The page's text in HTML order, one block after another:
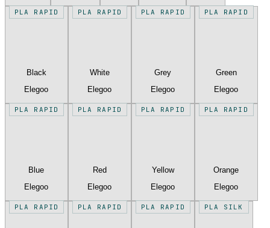
PLA RAPID
Black
Elegoo
PLA RAPID
White
Elegoo
PLA RAPID
Grey
Elegoo
PLA RAPID
Green
Elegoo
PLA RAPID
Blue
Elegoo
PLA RAPID
Red
Elegoo
PLA RAPID
Yellow
Elegoo
PLA RAPID
Orange
Elegoo
PLA RAPID PLA RAPID PLA RAPID PLA SILK